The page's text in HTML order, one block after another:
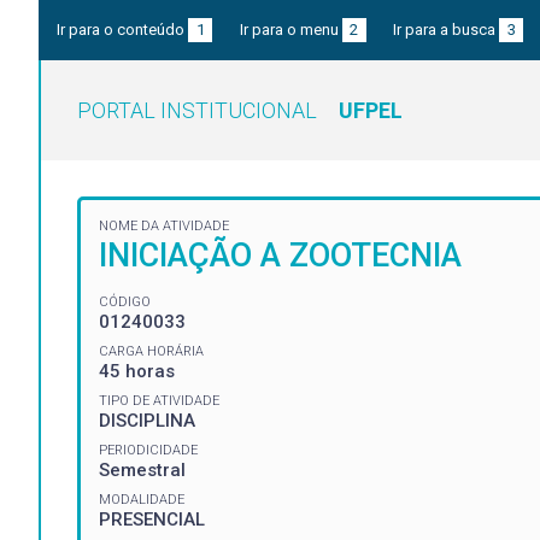
Ir para o conteúdo 1 Ir para o menu 2 Ir para a busca 3
PORTAL INSTITUCIONAL UFPEL
NOME DA ATIVIDADE
INICIAÇÃO A ZOOTECNIA
CÓDIGO
01240033
CARGA HORÁRIA
45 horas
TIPO DE ATIVIDADE
DISCIPLINA
PERIODICIDADE
Semestral
MODALIDADE
PRESENCIAL